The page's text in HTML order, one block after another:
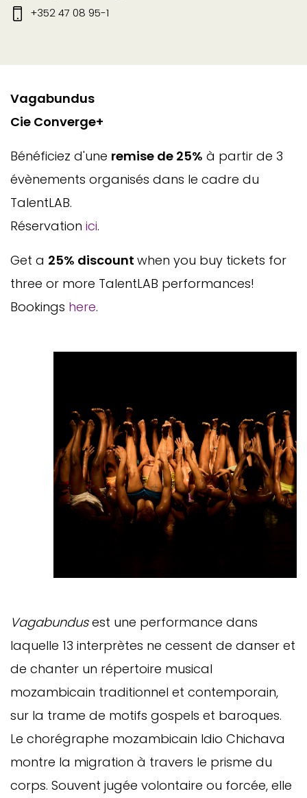
+352 47 08 95-1
Vagabundus
Cie Converge+
Bénéficiez d'une remise de 25% à partir de 3
évènements organisés dans le cadre du
TalentLAB.
Réservation ici.
Get a 25% discount when you buy tickets for
three or more TalentLAB performances!
Bookings here.
Vagabundusest une performance dans
laquelle 13 interprètes ne cessent de danser et
de chanter un répertoire musical
mozambicain traditionnel et contemporain,
sur la trame de motifs gospels et baroques.
Le chorégraphe mozambicain Idio Chichava
montre la migration à travers le prisme du
corps. Souvent jugée volontaire ou forcée, elle